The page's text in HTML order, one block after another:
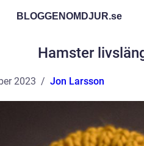
BLOGGENOMDJUR.se
Hamster
2023 Jon Larsson